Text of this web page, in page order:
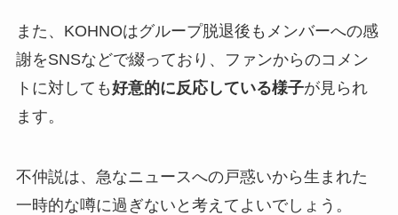
また、KOHNOはグループ脱退後もメンバーへの感
謝をSNSなどで綴っており、ファンからのコメン
トに対しても好意的に反応している様子が見られ
ます。
不仲説は、急なニュースへの戸惑いから生まれた
一時的な噂に過ぎないと考えてよいでしょう。